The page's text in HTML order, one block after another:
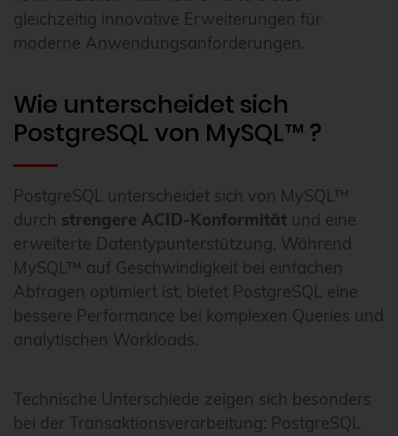
gleichzeitig innovative Erweiterungen für
moderne Anwendungsanforderungen.
Wie unterscheidet sich
PostgreSQL von MySQL™ ?
PostgreSQL unterscheidet sich von MySQL™
durch strengere ACID-Konformität und eine
erweiterte Datentypunterstützung. Während
MySQL™ auf Geschwindigkeit bei einfachen
Abfragen optimiert ist, bietet PostgreSQL eine
bessere Performance bei komplexen Queries und
analytischen Workloads.
Technische Unterschiede zeigen sich besonders
bei der Transaktionsverarbeitung: PostgreSQL